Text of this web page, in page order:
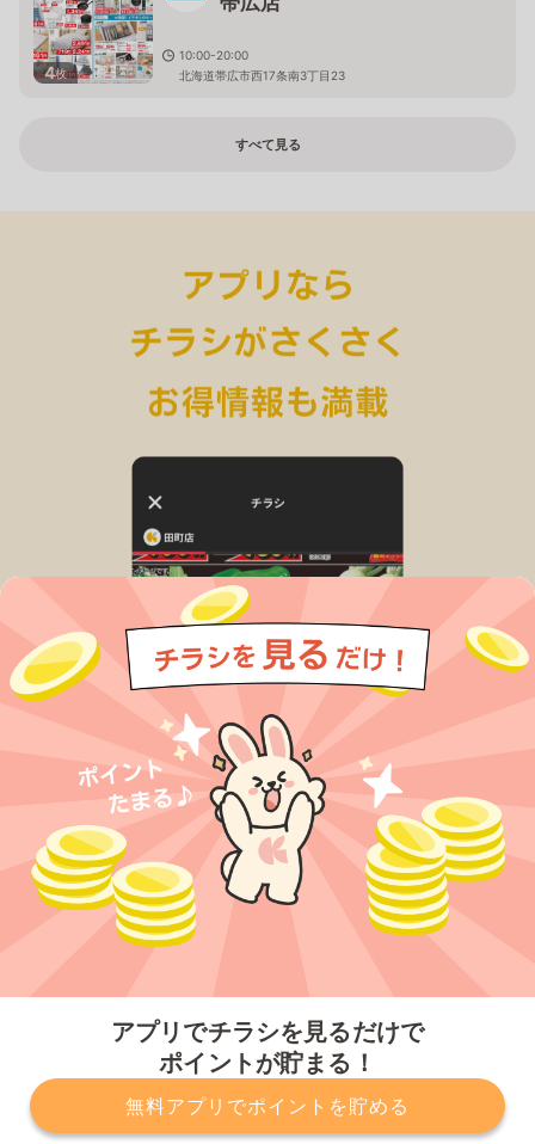
アプリでチラシを見るだけで
ポイントが貯まる！
無料アプリでポイントを貯める
4枚
10:00-20:00
北海道帯広市西17条南3丁目23
すべて見る
プライバシーポリシー 利用規約 運営会社